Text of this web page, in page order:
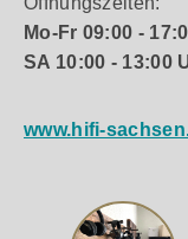
Mo-Fr 09:00 -
SA 10:00 - 13:00
www.hifi-